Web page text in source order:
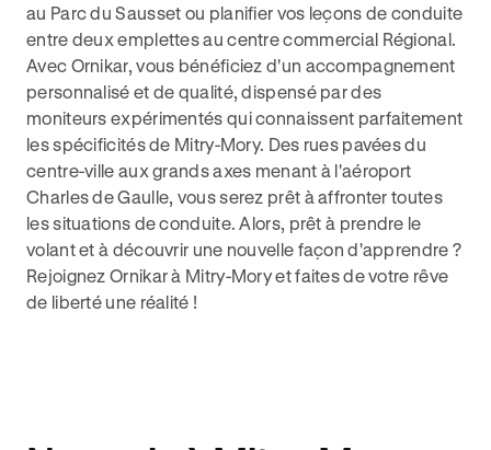
au Parc du Sausset ou planifier vos leçons de conduite
entre deux emplettes au centre commercial Régional.
Avec Ornikar, vous bénéficiez d'un accompagnement
personnalisé et de qualité, dispensé par des
moniteurs expérimentés qui connaissent parfaitement
les spécificités de Mitry-Mory. Des rues pavées du
centre-ville aux grands axes menant à l'aéroport
Charles de Gaulle, vous serez prêt à affronter toutes
les situations de conduite. Alors, prêt à prendre le
volant et à découvrir une nouvelle façon d'apprendre ?
Rejoignez Ornikar à Mitry-Mory et faites de votre rêve
de liberté une réalité !